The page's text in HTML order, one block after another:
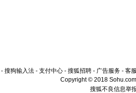
- 搜狗输入法 - 支付中心 - 搜狐招聘 - 广告服务 - 客
Copyright © 2018
搜狐不良信息举